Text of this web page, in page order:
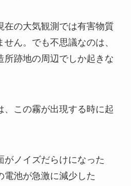
在の大気観測では有害物質
ん。でも不思議なのは、
所跡地の周辺でしか起きな
、この霧が出現する時に起
がノイズだらけになった
電池が急激に減少した